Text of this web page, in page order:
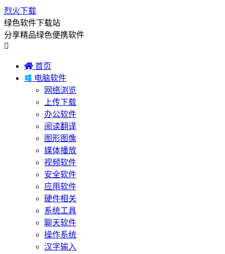
烈火下载
绿色软件下载站
分享精品绿色便携软件

 首页
 电脑软件
网络浏览
上传下载
办公软件
阅读翻译
图形图像
媒体播放
视频软件
安全软件
应用软件
硬件相关
系统工具
聊天软件
操作系统
汉字输入